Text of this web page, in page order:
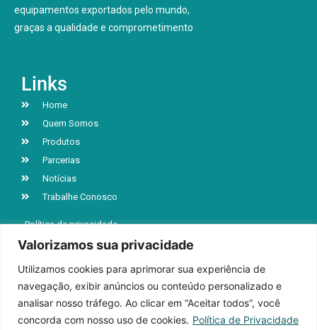
Valorizamos sua privacidade
Utilizamos cookies para aprimorar sua experiência de
navegação, exibir anúncios ou conteúdo personalizado e
analisar nosso tráfego. Ao clicar em “Aceitar todos”, você
concorda com nosso uso de cookies. Política de Privacidade
equipamentos exportados pelo mundo,
graças a qualidade e comprometimento
Links
Home
Quem Somos
Produtos
Parcerias
Notícias
Trabalhe Conosco
Política de privacidade
R. Jacob Luchesi, n° 5039, Bairro Santa Lúcia
Caxias do Sul | RS | CEP 95032-000
+55 (54) 3218-9199